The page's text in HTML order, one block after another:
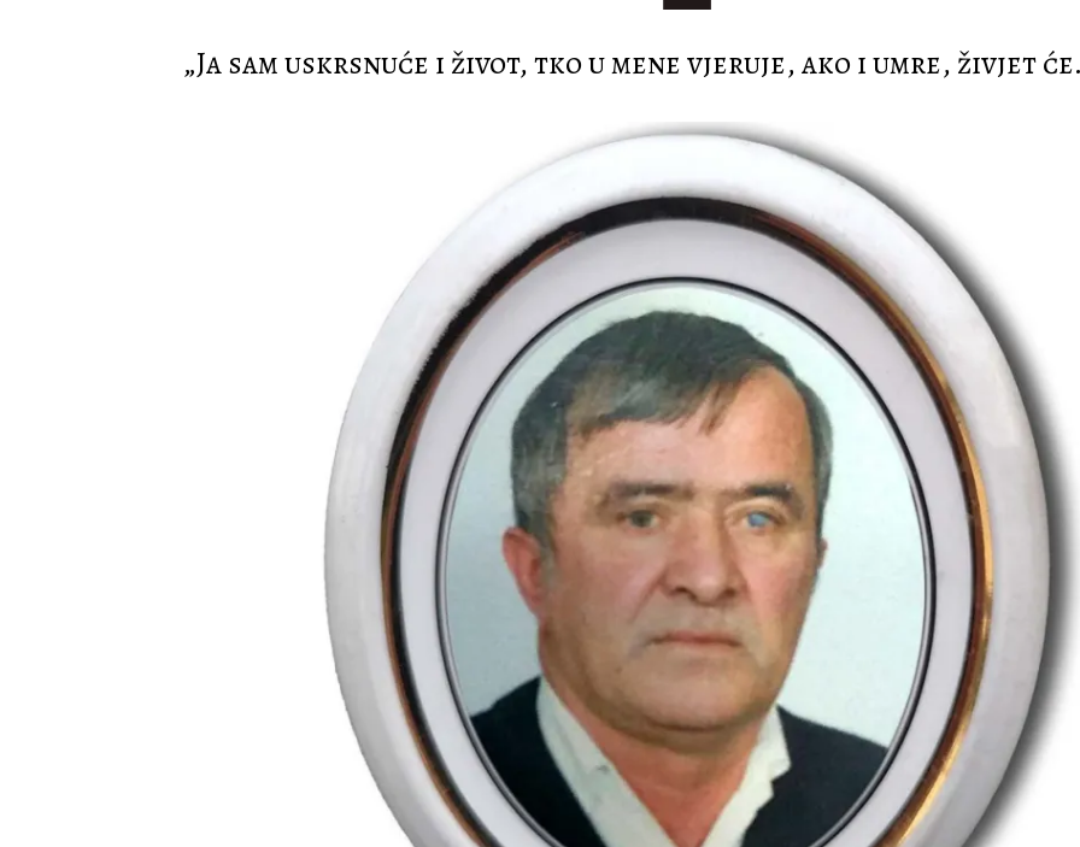
„Ja sam uskrsnuće i život, tko u mene vjeruje, ako i umre, živjet